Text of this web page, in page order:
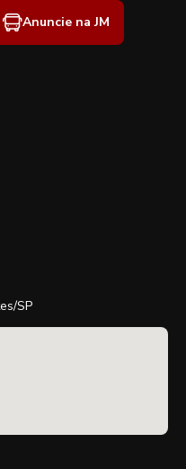
Anuncie na JM
SP